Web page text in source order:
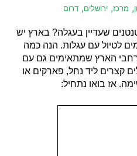
, מרכז, ירושלים, דרום
שעדיין בעגלה? בארץ יש
לטיול עם עגלות. הנה כמה
הארץ שמתאימים גם עם
קצרים ליד נחל, פארקים או
אז בואו נתחיל: